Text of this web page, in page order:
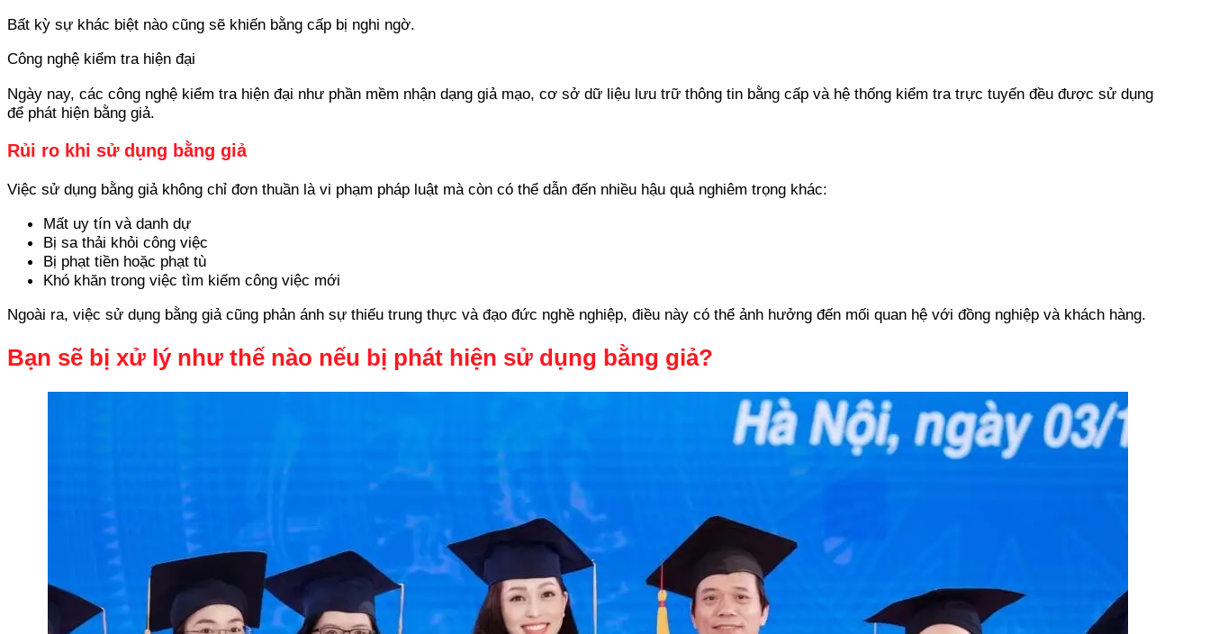
Bất kỳ sự khác biệt nào cũng sẽ khiến bằng cấp bị nghi ngờ.
Công nghệ kiểm tra hiện đại
Ngày nay, các công nghệ kiểm tra hiện đại như phần mềm nhận dạng giả mạo, cơ sở dữ liệu lưu trữ thông tin bằng cấp và hệ thống kiểm tra trực tuyến đều được sử dụng
để phát hiện bằng giả.
Rủi ro khi sử dụng bằng giả
Việc sử dụng bằng giả không chỉ đơn thuần là vi phạm pháp luật mà còn có thể dẫn đến nhiều hậu quả nghiêm trọng khác:
Mất uy tín và danh dự
Bị sa thải khỏi công việc
Bị phạt tiền hoặc phạt tù
Khó khăn trong việc tìm kiếm công việc mới
Ngoài ra, việc sử dụng bằng giả cũng phản ánh sự thiếu trung thực và đạo đức nghề nghiệp, điều này có thể ảnh hưởng đến mối quan hệ với đồng nghiệp và khách hàng.
Bạn sẽ bị xử lý như thế nào nếu bị phát hiện sử dụng bằng giả?